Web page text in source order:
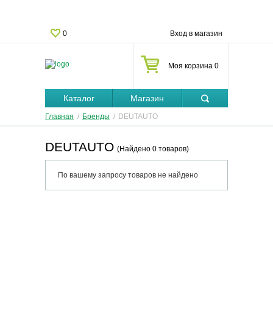
0 Вход в магазин
Моя корзина 0
Каталог Магазин
Главная / Бренды / DEUTAUTO
DEUTAUTO (Найдено 0 товаров)
По вашему запросу товаров не найдено